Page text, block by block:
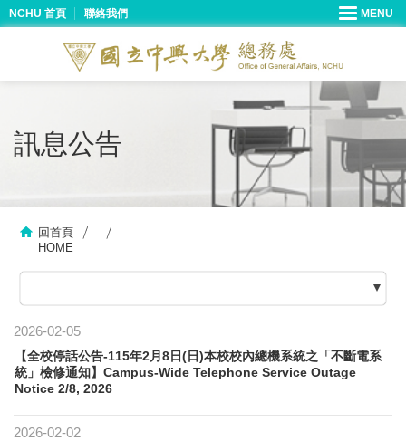
NCHU 首頁 聯絡我們
訊息公告
回首頁
HOME
2026-02-05
【全校停話公告-115年2月8日(日)本校校內總機系統之「不斷電系
統」檢修通知】Campus-Wide Telephone Service Outage
Notice 2/8, 2026
2026-02-02